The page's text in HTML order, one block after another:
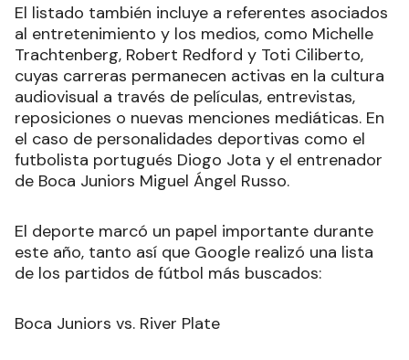
El listado también incluye a referentes asociados
al entretenimiento y los medios, como Michelle
Trachtenberg, Robert Redford y Toti Ciliberto,
cuyas carreras permanecen activas en la cultura
audiovisual a través de películas, entrevistas,
reposiciones o nuevas menciones mediáticas. En
el caso de personalidades deportivas como el
futbolista portugués Diogo Jota y el entrenador
de Boca Juniors Miguel Ángel Russo.
El deporte marcó un papel importante durante
este año, tanto así que Google realizó una lista
de los partidos de fútbol más buscados:
Boca Juniors vs. River Plate